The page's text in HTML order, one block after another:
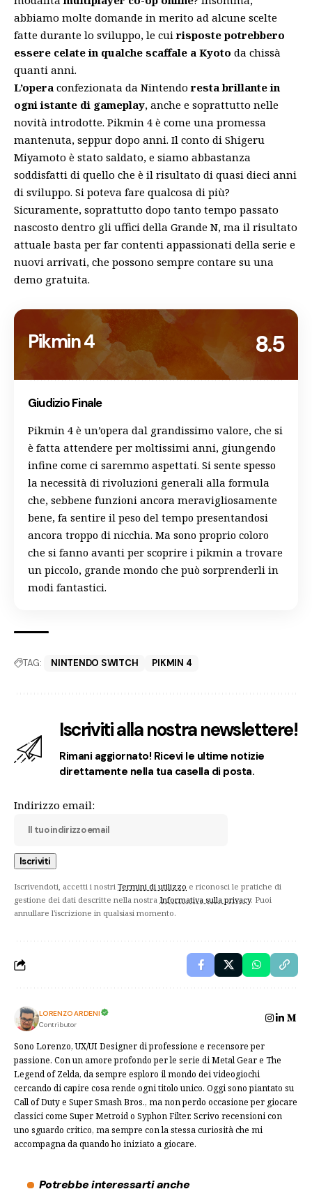
abbiamo molte domande in merito ad alcune scelte
fatte durante lo sviluppo, le cuirisposte potrebbero
essere celate in qualche scaffale a Kyoto da chissà
quanti anni.
L’opera confezionata da Nintendoresta brillante in
ogni istante di gameplay, anche e soprattutto nelle
novità introdotte. Pikmin 4 è come una promessa
mantenuta, seppur dopo anni. Il conto di Shigeru
Miyamoto è stato saldato, e siamo abbastanza
soddisfatti di quello che è il risultato di quasi dieci anni
di sviluppo. Si poteva fare qualcosa di più?
Sicuramente, soprattutto dopo tanto tempo passato
nascosto dentro gli uffici della Grande N, ma il risultato
attuale basta per far contenti appassionati della serie e
nuovi arrivati, che possono sempre contare su una
demo gratuita.
Pikmin 4 8.5
Giudizio Finale
Pikmin 4 è un’opera dal grandissimo valore, che si
è fatta attendere per moltissimi anni, giungendo
infine come ci saremmo aspettati. Si sente spesso
la necessità di rivoluzioni generali alla formula
che, sebbene funzioni ancora meravigliosamente
bene, fa sentire il peso del tempo presentandosi
ancora troppo di nicchia. Ma sono proprio coloro
che si fanno avanti per scoprire i pikmin a trovare
un piccolo, grande mondo che può sorprenderli in
modi fantastici.
TAG: NINTENDO SWITCH PIKMIN 4
Iscriviti alla nostra newslettere!
Rimani aggiornato! Ricevi le ultime notizie
direttamente nella tua casella di posta.
Indirizzo email:
Iscrivendoti, accetti i nostri Termini di utilizzo e riconosci le pratiche di
gestione dei dati descritte nella nostra Informativa sulla privacy. Puoi
annullare l'iscrizione in qualsiasi momento.
LORENZO ARDENI
Contributor
Sono Lorenzo, UX/UI Designer di professione e recensore per
passione. Con un amore profondo per le serie di Metal Gear e The
Legend of Zelda, da sempre esploro il mondo dei videogiochi
cercando di capire cosa rende ogni titolo unico. Oggi sono piantato su
Call of Duty e Super Smash Bros., ma non perdo occasione per giocare
classici come Super Metroid o Syphon Filter. Scrivo recensioni con
uno sguardo critico, ma sempre con la stessa curiosità che mi
accompagna da quando ho iniziato a giocare.
Potrebbe interessarti anche